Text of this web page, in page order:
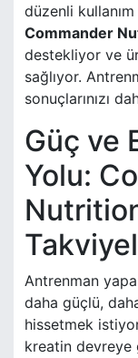
düzenli
Commander
destekliyor ve
sağlıyor.
sonuçlarınızı
Güç ve
Yolu:
Antrenman
daha güçlü,
hissetmek
kreatin devreye